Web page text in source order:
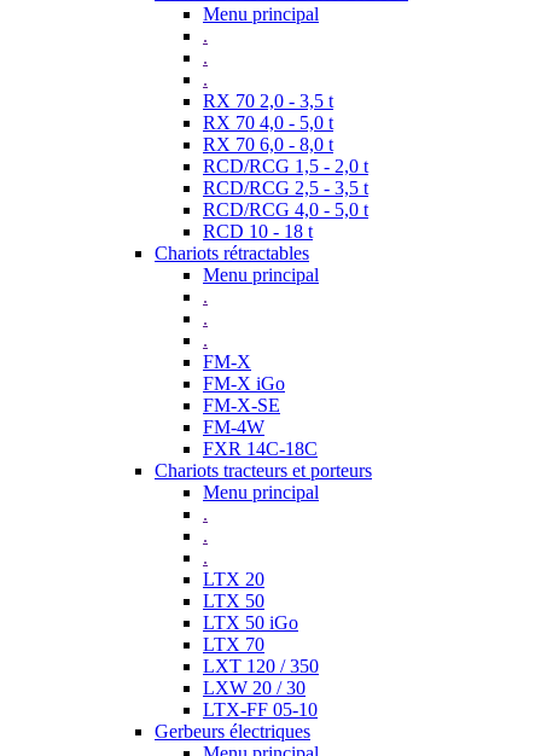
Menu principal
.
.
.
RX 70 2,0 - 3,5 t
RX 70 4,0 - 5,0 t
RX 70 6,0 - 8,0 t
RCD/RCG 1,5 - 2,0 t
RCD/RCG 2,5 - 3,5 t
RCD/RCG 4,0 - 5,0 t
RCD 10 - 18 t
Chariots rétractables
Menu principal
.
.
.
FM-X
FM-X iGo
FM-X-SE
FM-4W
FXR 14C-18C
Chariots tracteurs et porteurs
Menu principal
.
.
.
LTX 20
LTX 50
LTX 50 iGo
LTX 70
LXT 120 / 350
LXW 20 / 30
LTX-FF 05-10
Gerbeurs électriques